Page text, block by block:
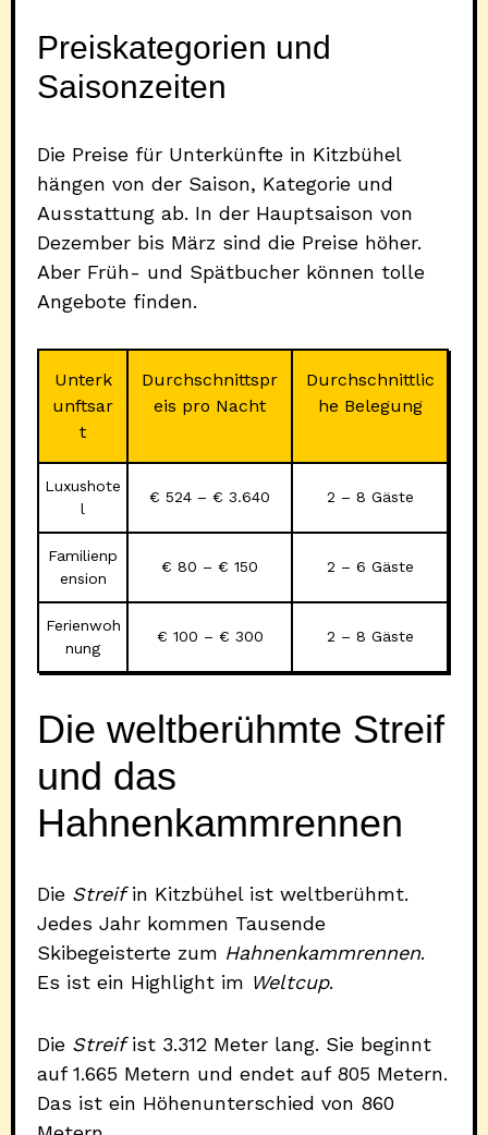
Preiskategorien und
Saisonzeiten
Die Preise für Unterkünfte in Kitzbühel
hängen von der Saison, Kategorie und
Ausstattung ab. In der Hauptsaison von
Dezember bis März sind die Preise höher.
Aber Früh- und Spätbucher können tolle
Angebote finden.
Unterk
unftsar
t
Durchschnittspr
eis pro Nacht
Durchschnittlic
he Belegung
Luxushote
l
€ 524 – € 3.640 2 – 8 Gäste
Familienp
ension
€ 80 – € 150 2 – 6 Gäste
Ferienwoh
nung
€ 100 – € 300 2 – 8 Gäste
Die weltberühmte Streif
und das
Hahnenkammrennen
Die Streifin Kitzbühel ist weltberühmt.
Jedes Jahr kommen Tausende
Skibegeisterte zum Hahnenkammrennen.
Es ist ein Highlight im Weltcup.
Die Streifist 3.312 Meter lang. Sie beginnt
auf 1.665 Metern und endet auf 805 Metern.
Das ist ein Höhenunterschied von 860